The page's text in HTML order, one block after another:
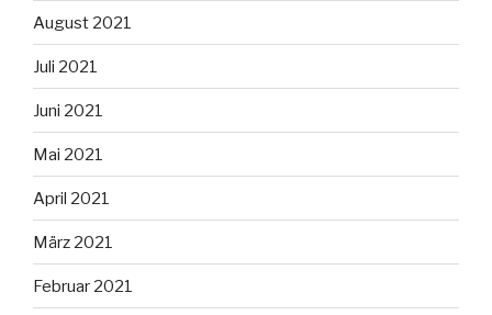
August 2021
Juli 2021
Juni 2021
Mai 2021
April 2021
März 2021
Februar 2021